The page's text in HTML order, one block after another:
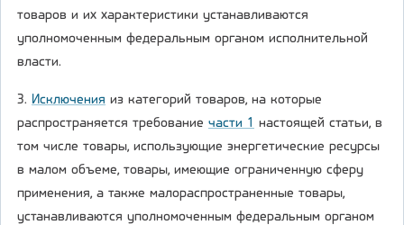
товаров и их характеристики устанавливаются
уполномоченным федеральным органом исполнительной
власти.
3. Исключения из категорий товаров, на которые
распространяется требование части 1 настоящей статьи, в
том числе товары, использующие энергетические ресурсы
в малом объеме, товары, имеющие ограниченную сферу
применения, а также малораспространенные товары,
устанавливаются уполномоченным федеральным органом